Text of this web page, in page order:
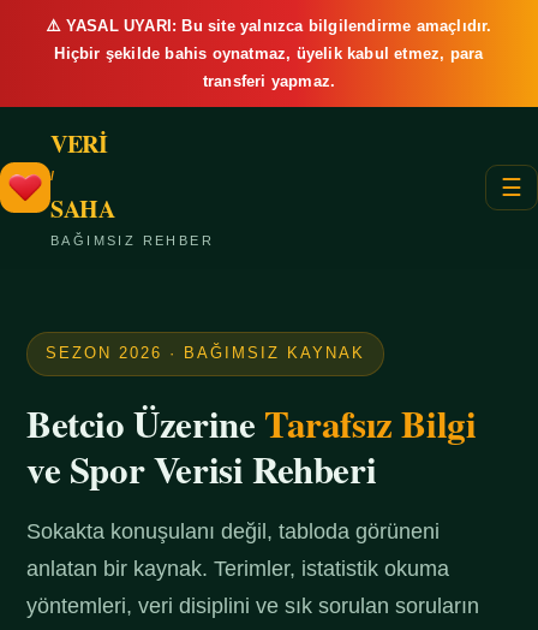
⚠️ YASAL UYARI: Bu site yalnızca bilgilendirme amaçlıdır.
Hiçbir şekilde bahis oynatmaz, üyelik kabul etmez, para
transferi yapmaz.
VERİ
/
SAHA
BAĞIMSIZ REHBER
☰
SEZON 2026 · BAĞIMSIZ KAYNAK
Betcio ÜzerineTarafsız Bilgi
ve Spor Verisi Rehberi
Sokakta konuşulanı değil, tabloda görüneni
anlatan bir kaynak. Terimler, istatistik okuma
yöntemleri, veri disiplini ve sık sorulan soruların